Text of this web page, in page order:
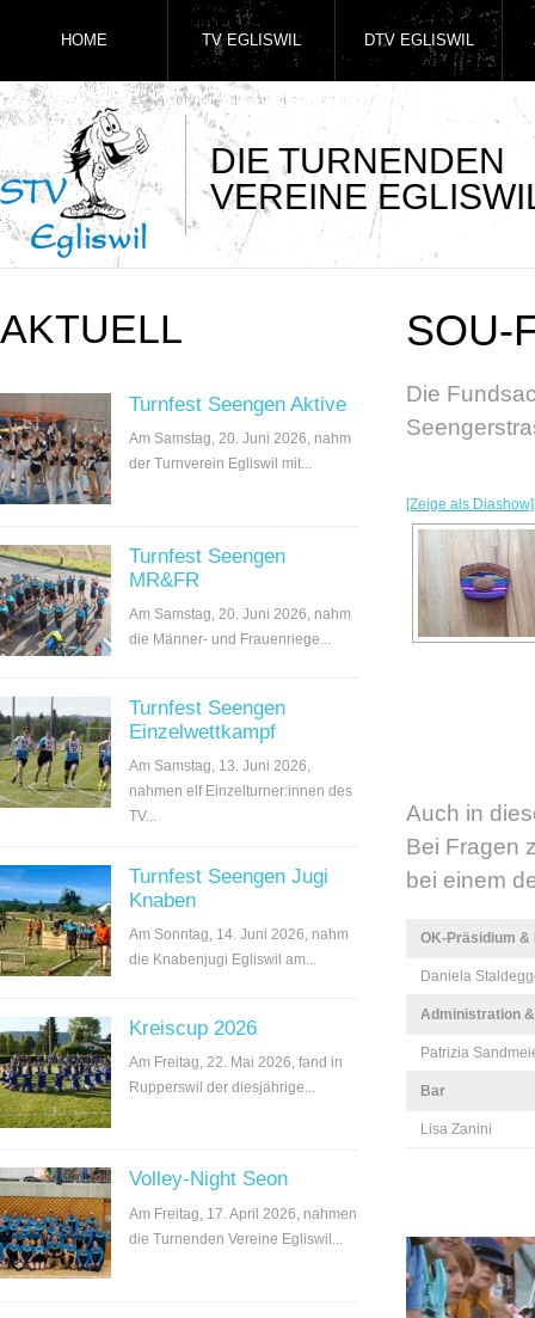
DIE TURNENDEN
VEREINE
HOME TV EGLISWIL DTV EGLISWIL
AKTUELL
Turnfest Seengen Aktive
Am Samstag, 20. Juni 2026, nahm
der Turnverein Egliswil mit...
Turnfest Seengen
MR&FR
Am Samstag, 20. Juni 2026, nahm
die Männer- und Frauenriege...
Turnfest Seengen
Einzelwettkampf
Am Samstag, 13. Juni 2026,
nahmen elf Einzelturner:innen des
TV...
Turnfest Seengen Jugi
Knaben
Am Sonntag, 14. Juni 2026, nahm
die Knabenjugi Egliswil am...
Kreiscup 2026
Am Freitag, 22. Mai 2026, fand in
Rupperswil der diesjährige...
Volley-Night Seon
Am Freitag, 17. April 2026, nahmen
die Turnenden Vereine Egliswil...
SOU-
Die
[Zeige als Diashow]
Auch in
Bei Fragen
bei einem
OK-Präsidium
Daniela
Administration
Patrizia
Bar
Lisa Zanini